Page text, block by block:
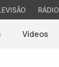
RÁDIO
Vídeos